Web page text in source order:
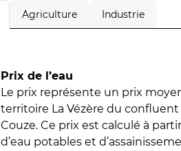
Agriculture Industrie
Prix de l’eau
Le prix représente un prix
territoire La Vézère du
Couze. Ce prix est calculé à
d’eau potables et